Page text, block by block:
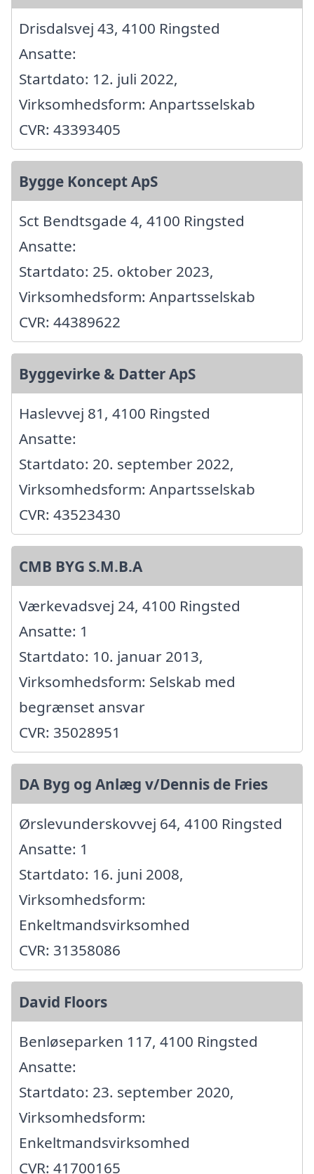
Drisdalsvej 43, 4100 Ringsted
Ansatte:
Startdato: 12. juli 2022,
Virksomhedsform: Anpartsselskab
CVR: 43393405
Bygge Koncept ApS
Sct Bendtsgade 4, 4100 Ringsted
Ansatte:
Startdato: 25. oktober 2023,
Virksomhedsform: Anpartsselskab
CVR: 44389622
Byggevirke & Datter ApS
Haslevvej 81, 4100 Ringsted
Ansatte:
Startdato: 20. september 2022,
Virksomhedsform: Anpartsselskab
CVR: 43523430
CMB BYG S.M.B.A
Værkevadsvej 24, 4100 Ringsted
Ansatte: 1
Startdato: 10. januar 2013,
Virksomhedsform: Selskab med
begrænset ansvar
CVR: 35028951
DA Byg og Anlæg v/Dennis de Fries
Ørslevunderskovvej 64, 4100 Ringsted
Ansatte: 1
Startdato: 16. juni 2008,
Virksomhedsform:
Enkeltmandsvirksomhed
CVR: 31358086
David Floors
Benløseparken 117, 4100 Ringsted
Ansatte:
Startdato: 23. september 2020,
Virksomhedsform:
Enkeltmandsvirksomhed
CVR: 41700165